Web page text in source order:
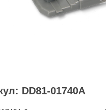
DD81-01740A